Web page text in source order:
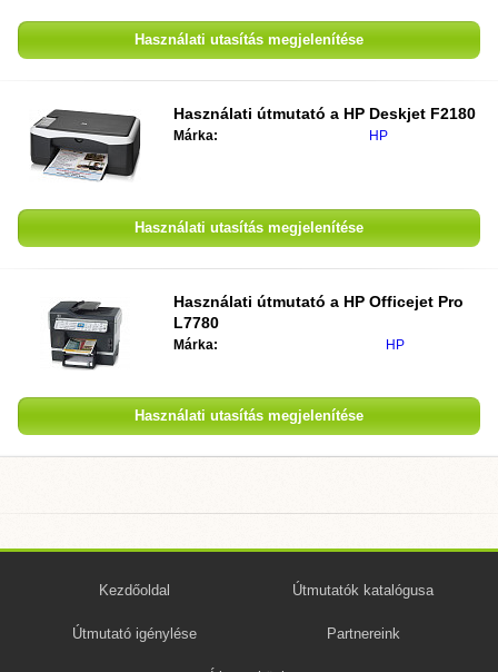
Használati utasítás megjelenítése
Használati útmutató a HP Deskjet F2180
Márka: HP
Használati utasítás megjelenítése
Használati útmutató a HP Officejet Pro
L7780
Márka: HP
Használati utasítás megjelenítése
Kezdőoldal Útmutatók katalógusa
Útmutató igénylése Partnereink